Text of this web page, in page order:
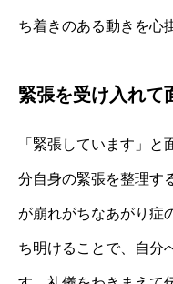
ち着きのある動きを心
緊張を受け入れて
「緊張しています」
分自身の緊張を整理す
が崩れがちなあがり症
ち明けることで、自分